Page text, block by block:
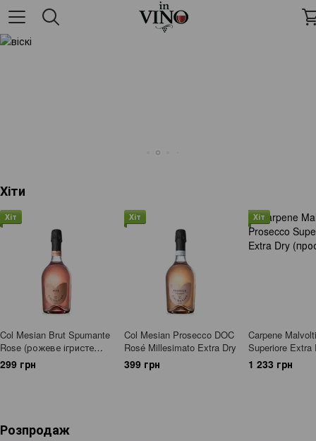
Хіти
Хіт
Col Mesian Brut Spumante
Rose (рожеве ігристе
брют)
299 грн
Хіт
Col Mesian Prosecco DOC
Rosé Millesimato Extra Dry
399 грн
Хіт
Carpene
Superiore Extra
(просекко)
1 233 грн
Розпродаж